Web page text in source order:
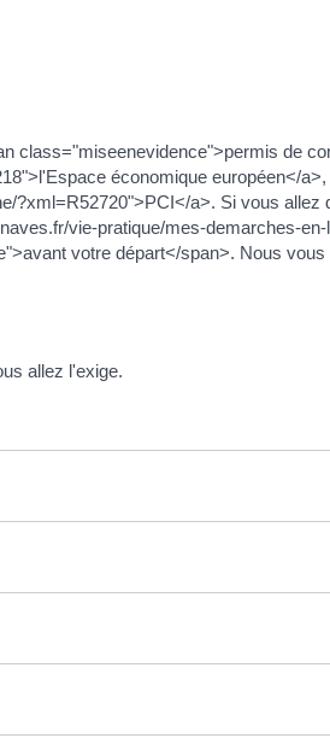
class="miseenevidence">permis de
économique européen</
?xml=R52720">PCI</a>. Si vous
vie-pratique/mes-demarches-
votre départ</span>. Nous
allez l'exige.